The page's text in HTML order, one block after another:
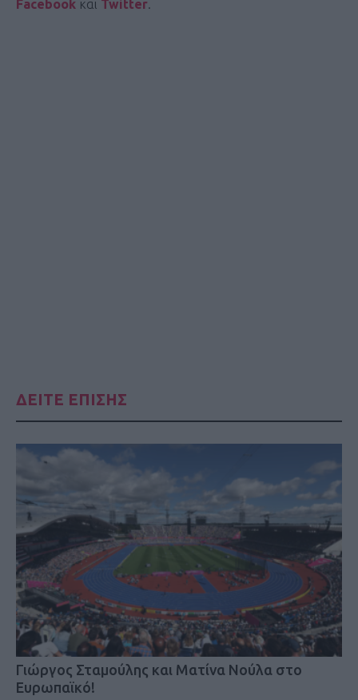
Facebook και Twitter.
ΔΕΙΤΕ ΕΠΙΣΗΣ
Γιώργος Σταμούλης και Ματίνα Νούλα στο
Ευρωπαϊκό!